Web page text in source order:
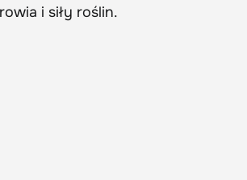
i siły roślin.